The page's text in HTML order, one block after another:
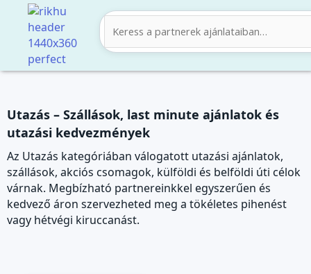
content
Utazás – Szállások, last minute ajánlatok és
utazási kedvezmények
Az Utazás kategóriában válogatott utazási ajánlatok,
szállások, akciós csomagok, külföldi és belföldi úti célok
várnak. Megbízható partnereinkkel egyszerűen és
kedvező áron szervezheted meg a tökéletes pihenést
vagy hétvégi kiruccanást.